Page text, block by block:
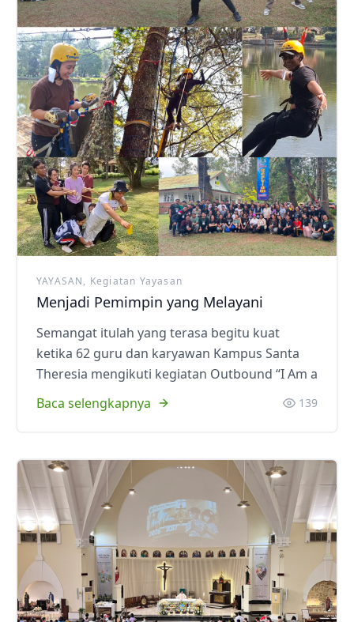
YAYASAN, Kegiatan Yayasan
Menjadi Pemimpin yang Melayani
Semangat itulah yang terasa begitu kuat
ketika 62 guru dan karyawan Kampus Santa
Theresia mengikuti kegiatan Outbound “I Am a
Baca selengkapnya
139